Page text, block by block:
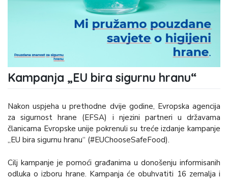
Kampanja „EU bira sigurnu hranu“
Nakon uspjeha u prethodne dvije godine, Evropska agencija
za sigurnost hrane (EFSA) i njezini partneri u državama
članicama Evropske unije pokrenuli su treće izdanje kampanje
„EU bira sigurnu hranu“ (#EUChooseSafeFood).
Cilj kampanje je pomoći građanima u donošenju informisanih
odluka o izboru hrane. Kampanja će obuhvatiti 16 zemalja i